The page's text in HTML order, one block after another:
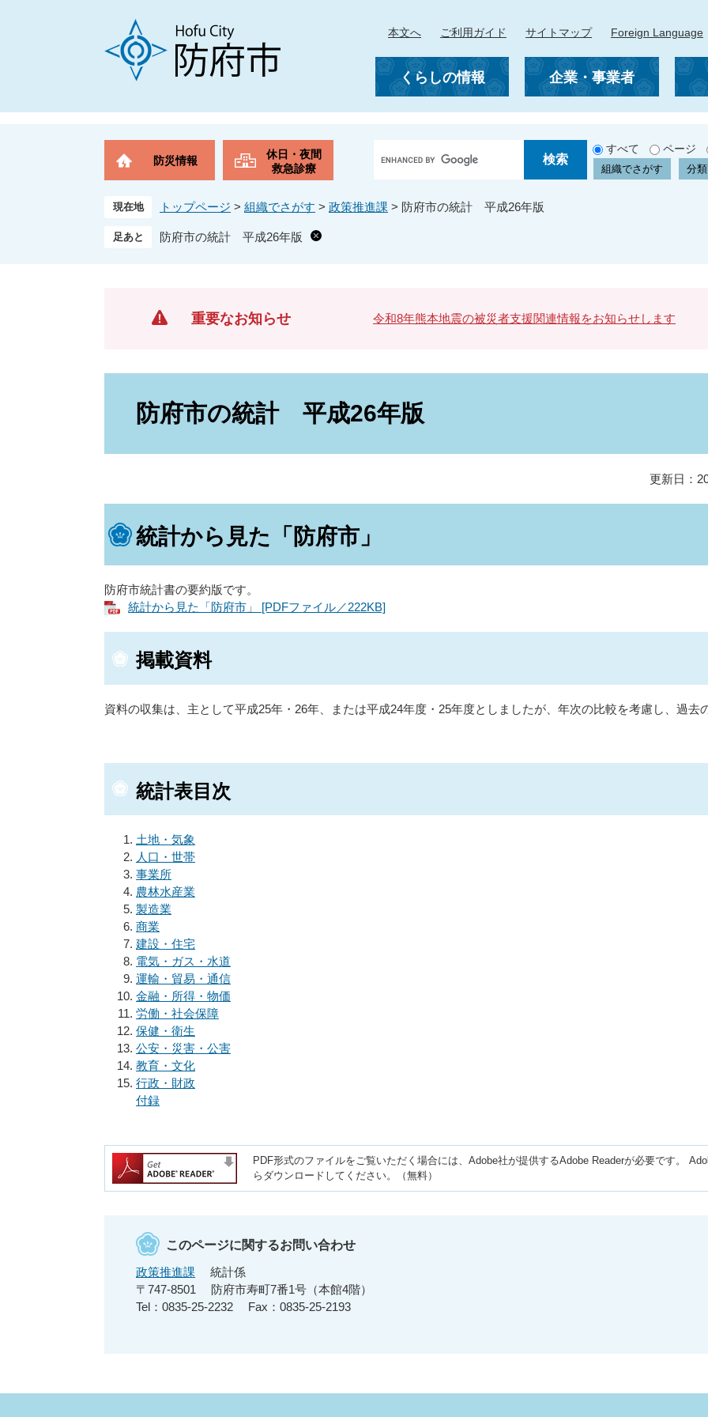
で
ば
本文へ ご利用ガイド サイトマップ Foreign Language
くらしの情報 企業・事業者
防災情報
休日・夜間
救急診療
g
l
検
すべて ページ
組織でさがす 分
現在地 トップページ > 組織でさがす > 政策推進課 > 防府市の統計 平成26年版
防府市の統計 平成26年版
重要なお知らせ 令和8年熊本地震の被災者支援関連情報をお知らせします
防府市の統計 平成26年版
更新日：
統計から見た「防府市」
防府市統計書の要約版です。
統計から見た「防府市」 [PDFファイル／222KB]
掲載資料
資料の収集は、主として平成25年・26年、または平成24年度・25年度としましたが、年次の比較を考慮し、過去
統計表目次
土地・気象
人口・世帯
事業所
農林水産業
製造業
商業
建設・住宅
電気・ガス・水道
運輸・貿易・通信
金融・所得・物価
労働・社会保障
保健・衛生
公安・災害・公害
教育・文化
行政・財政
付録
PDF形式のファイルをご覧いただく場合には、Adobe社が提供するAdobe Readerが必要です。
らダウンロードしてください。（無料）
このページに関するお問い合わせ
政策推進課
統計係
〒747-8501
防府市寿町7番1号（本館4階）
Tel：0835-25-2232
Fax：0835-25-2193